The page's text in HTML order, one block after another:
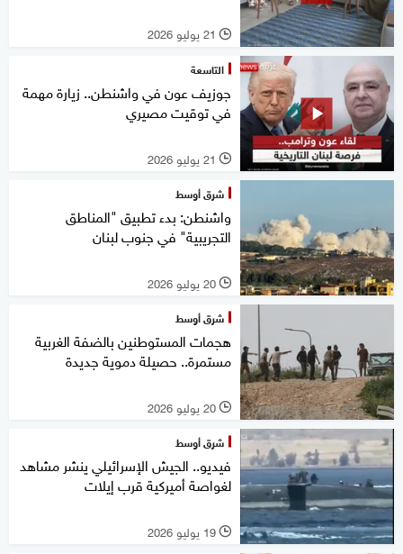
l 21 يوليو 2026
التاسعة
جوزيف عون في واشنطن.. زيارة مهمة
في توقيت مصيري
l 21 يوليو 2026
شرق أوسط
واشنطن: بدء تطبيق "المناطق
التجريبية" في جنوب لبنان
l 20 يوليو 2026
شرق أوسط
هجمات المستوطنين بالضفة الغربية
مستمرة.. حصيلة دموية جديدة
l 20 يوليو 2026
شرق أوسط
فيديو.. الجيش الإسرائيلي ينشر مشاهد
لغواصة أميركية قرب إيلات
l 19 يوليو 2026